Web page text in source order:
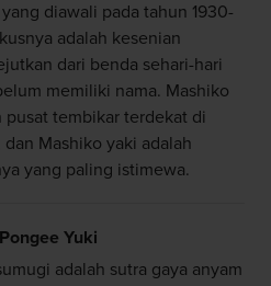
diawali pada tahun 1930-
adalah kesenian
dari benda sehari-hari
memiliki nama. Mashiko
pusat tembikar terdekat di
dan Mashiko yaki adalah
yang paling istimewa.
Yuki
adalah sutra gaya anyam